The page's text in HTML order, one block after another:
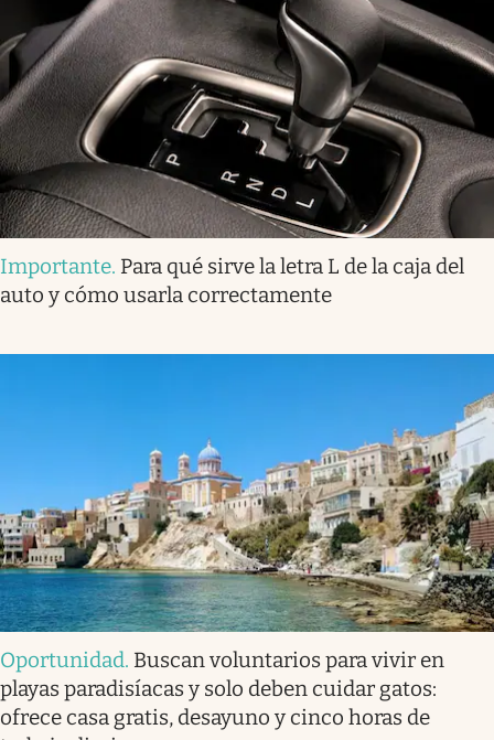
Importante. Para qué sirve la letra L de la caja del
auto y cómo usarla correctamente
Oportunidad. Buscan voluntarios para vivir en
playas paradisíacas y solo deben cuidar gatos:
ofrece casa gratis, desayuno y cinco horas de